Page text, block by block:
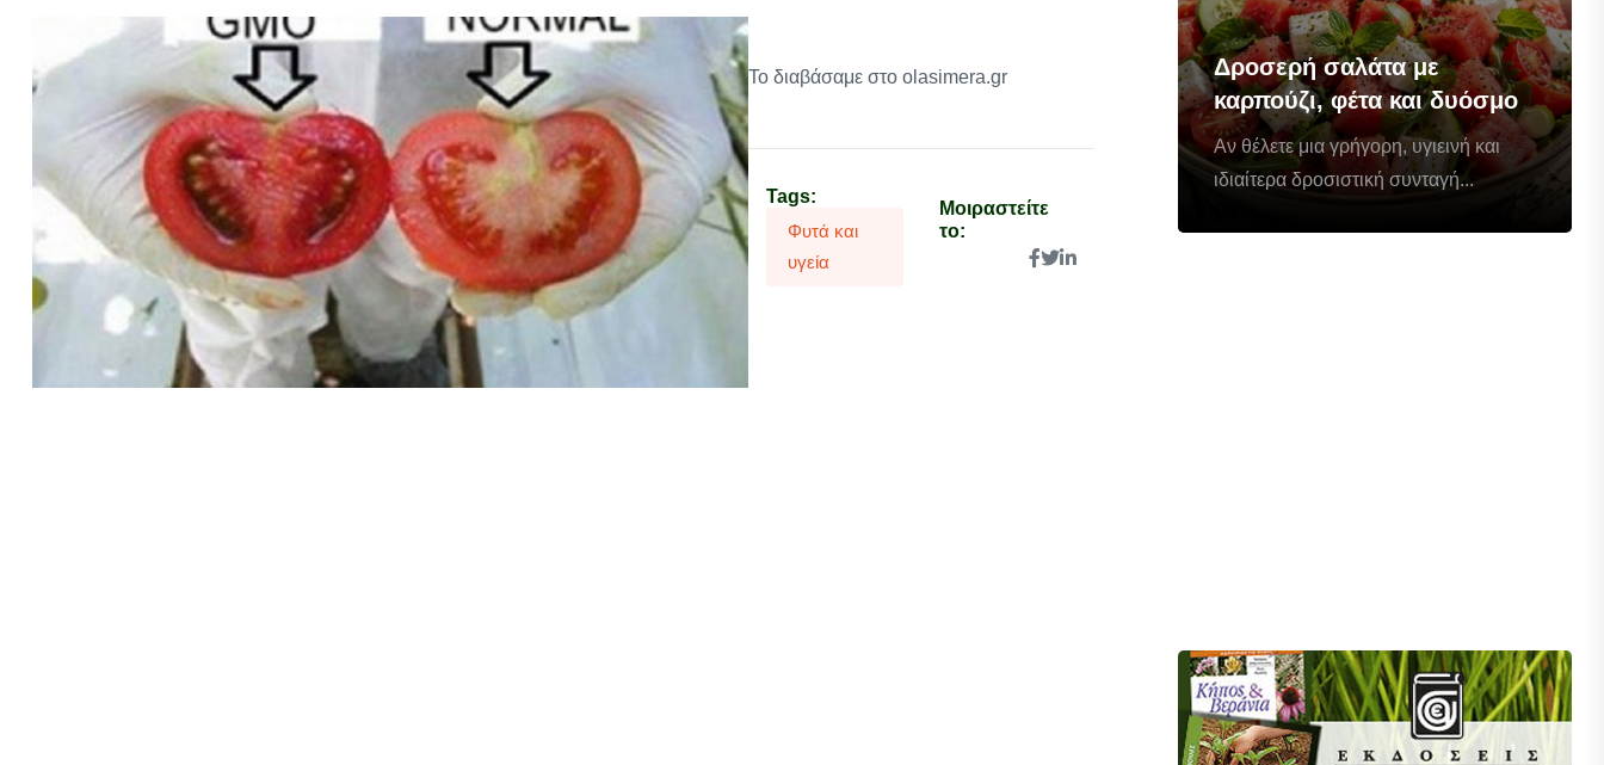
Το διαβάσαμε στο olasimera.gr
Tags:
Φυτά και
υγεία
Μοιραστείτε
το:
Δροσερή σαλάτα με
καρπούζι, φέτα και δυόσμο
Αν θέλετε μια γρήγορη, υγιεινή και
ιδιαίτερα δροσιστική συνταγή...